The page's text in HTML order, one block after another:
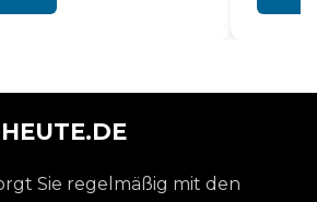
Sie regelmäßig mit den